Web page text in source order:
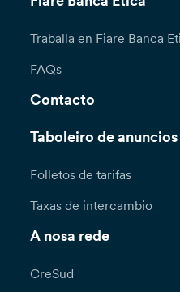
Traballa en Fiare Banca
FAQs
Contacto
Taboleiro de anuncios
Folletos de tarifas
Taxas de intercambio
A nosa rede
CreSud